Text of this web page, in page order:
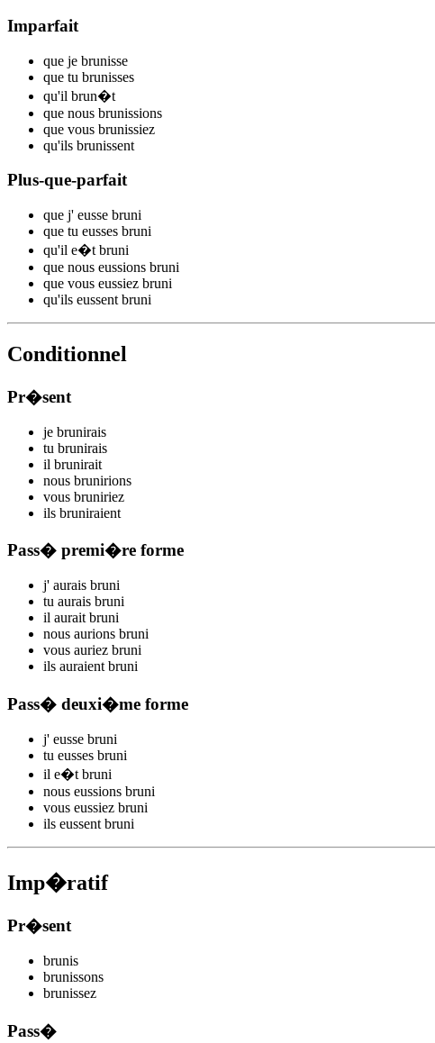
Imparfait
que je brunisse
que tu brunisses
qu'il brun�t
que nous brunissions
que vous brunissiez
qu'ils brunissent
Plus-que-parfait
que j' eusse bruni
que tu eusses bruni
qu'il e�t bruni
que nous eussions bruni
que vous eussiez bruni
qu'ils eussent bruni
Conditionnel
Pr�sent
je brunirais
tu brunirais
il brunirait
nous brunirions
vous bruniriez
ils bruniraient
Pass� premi�re forme
j' aurais bruni
tu aurais bruni
il aurait bruni
nous aurions bruni
vous auriez bruni
ils auraient bruni
Pass� deuxi�me forme
j' eusse bruni
tu eusses bruni
il e�t bruni
nous eussions bruni
vous eussiez bruni
ils eussent bruni
Imp�ratif
Pr�sent
brunis
brunissons
brunissez
Pass�